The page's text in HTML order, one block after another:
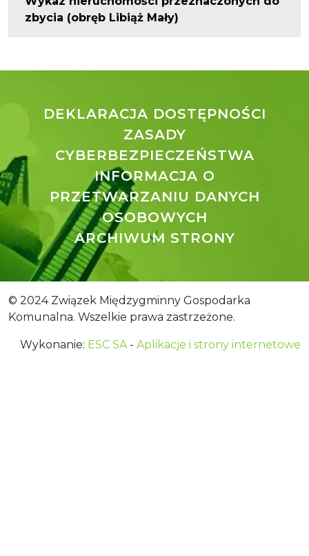
zbycia (obręb Libiąż Mały)
DEKLARACJA DOSTĘPNOŚCI
ZASADY
CYBERBEZPIECZEŃSTWA
INFORMACJA O
PRZETWARZANIU DANYCH
OSOBOWYCH
ARCHIWUM STRONY
© 2024 Związek Międzygminny Gospodarka
Komunalna. Wszelkie prawa zastrzeżone.
Wykonanie: ESC SA- Aplikacje i strony internetowe